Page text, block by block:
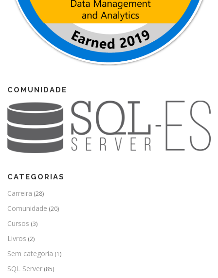
COMUNIDADE
CATEGORIAS
Carreira (28)
Comunidade (20)
Cursos (3)
Livros (2)
Sem categoria (1)
SQL Server (85)